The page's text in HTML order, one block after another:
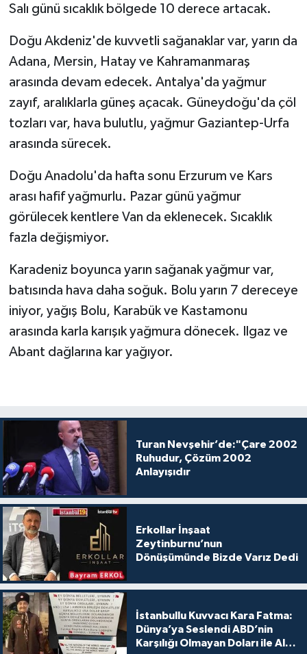
Salı günü sıcaklık bölgede 10 derece artacak.
Doğu Akdeniz'de kuvvetli sağanaklar var, yarın da
Adana, Mersin, Hatay ve Kahramanmaraş
arasında devam edecek. Antalya'da yağmur
zayıf, aralıklarla güneş açacak. Güneydoğu'da çöl
tozları var, hava bulutlu, yağmur Gaziantep-Urfa
arasında sürecek.
Doğu Anadolu'da hafta sonu Erzurum ve Kars
arası hafif yağmurlu. Pazar günü yağmur
görülecek kentlere Van da eklenecek. Sıcaklık
fazla değişmiyor.
Karadeniz boyunca yarın sağanak yağmur var,
batısında hava daha soğuk. Bolu yarın 7 dereceye
iniyor, yağış Bolu, Karabük ve Kastamonu
arasında karla karışık yağmura dönecek. Ilgaz ve
Abant dağlarına kar yağıyor.
Turan Nevşehir’de:"Çare 2002
Ruhudur, Çözüm 2002
Anlayışıdır
Erkollar İnşaat
Zeytinburnu’nun
Dönüşümünde Bizde Varız Dedi
İstanbullu Kuvvacı Kara Fatma:
Dünya’ya Seslendi ABD’nin
Karşılığı Olmayan Doları ile Alış